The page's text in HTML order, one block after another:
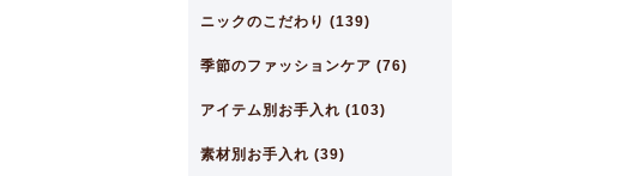
ニックのこだわり (139)
季節のファッションケア (76)
アイテム別お手入れ (103)
素材別お手入れ (39)